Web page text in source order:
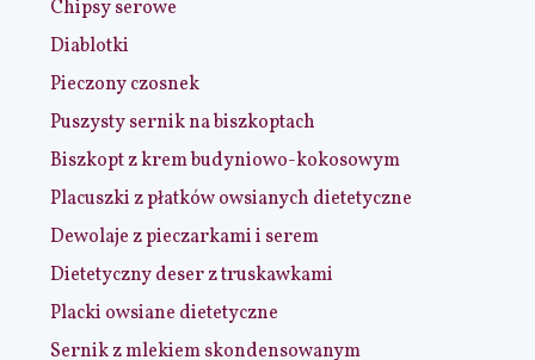
Chipsy serowe
Diablotki
Pieczony czosnek
Puszysty sernik na biszkoptach
Biszkopt z krem budyniowo-kokosowym
Placuszki z płatków owsianych dietetyczne
Dewolaje z pieczarkami i serem
Dietetyczny deser z truskawkami
Placki owsiane dietetyczne
Sernik z mlekiem skondensowanym